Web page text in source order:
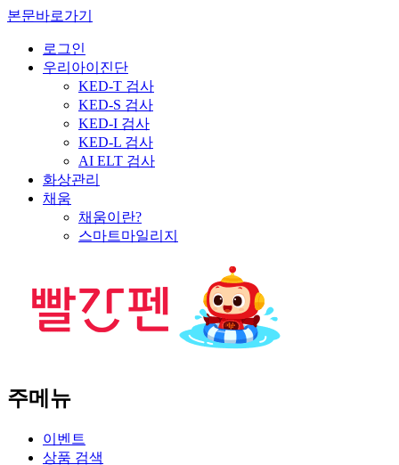
본문바로가기
로그인
우리아이진단
KED-T 검사
KED-S 검사
KED-I 검사
KED-L 검사
AI ELT 검사
화상관리
채움
채움이란?
스마트마일리지
주메뉴
이벤트
상품 검색